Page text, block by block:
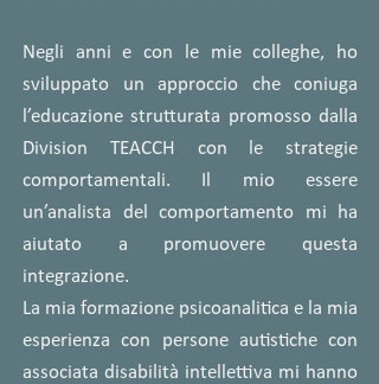
Negli anni e con le mie colleghe, ho
sviluppato un approccio che coniuga
l’educazione strutturata promosso dalla
Division TEACCH con le strategie
comportamentali. Il mio essere
un’analista del comportamento mi ha
aiutato a promuovere questa
integrazione.
La mia formazione psicoanalitica e la mia
esperienza con persone autistiche con
associata disabilità intellettiva mi hanno